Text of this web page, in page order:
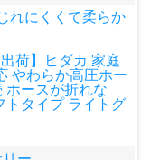
れにくくて柔らか
荷】ヒダカ 家庭
やわらか高圧ホー
ホースが折れな
トタイプ ライトグ